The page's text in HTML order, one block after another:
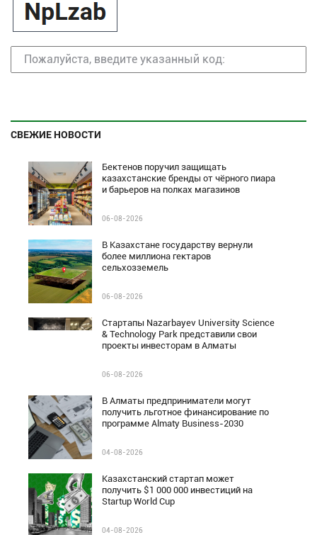
СВЕЖИЕ НОВОСТИ
Бектенов поручил защищать
казахстанские бренды от чёрного пиара
и барьеров на полках магазинов
06-08-2026
В Казахстане государству вернули
более миллиона гектаров
сельхозземель
06-08-2026
Стартапы Nazarbayev University Science
& Technology Park представили свои
проекты инвесторам в Алматы
06-08-2026
В Алматы предприниматели могут
получить льготное финансирование по
программе Almaty Business-2030
04-08-2026
Казахстанский стартап может
получить $1 000 000 инвестиций на
Startup World Cup
04-08-2026